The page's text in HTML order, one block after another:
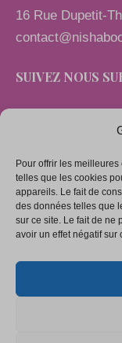
Pour offrir les
telles que les cookies
appareils. Le fait de
des données telles que
sur ce site. Le fait de ne
avoir un effet négatif sur
16 Rue Dupetit-
SUIVEZ NOUS
LIENS
Mentions légales
Politique de
Politique de